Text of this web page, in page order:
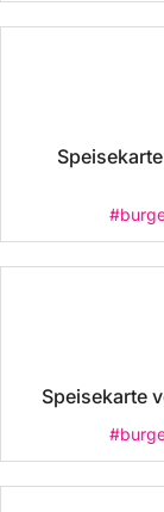
Speisekarte